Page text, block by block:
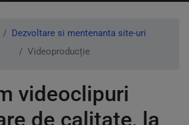
Dezvoltare si mentenanta site-uri
Videoproducție
videoclipuri
de calitate, la